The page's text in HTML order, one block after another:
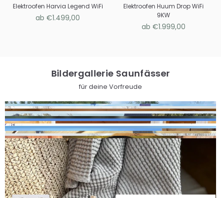
Elektroofen Harvia Legend WiFi
ab €1.499,00
Elektroofen Huum Drop WiFi
9KW
ab €1.999,00
Bildergallerie Saunfässer
für deine Vorfreude
Sauna Zubehör
hier findest du schöne Saunatextilien und praktisches
Saunazubehör